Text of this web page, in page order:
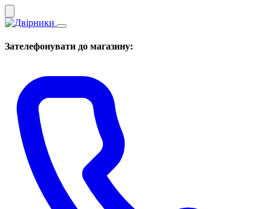
Зателефонувати до магазину: